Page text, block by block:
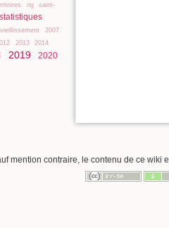
rig
saint-
statistiques
vieillissement
2007
2013
2014
2019
2020
mention contraire, le contenu de ce wiki